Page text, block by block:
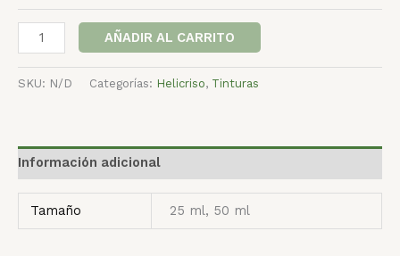
AÑADIR AL CARRITO
SKU: N/D Categorías: Helicriso, Tinturas
Información adicional
Tamaño 25 ml, 50 ml